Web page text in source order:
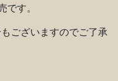
す。
ございますのでご了承